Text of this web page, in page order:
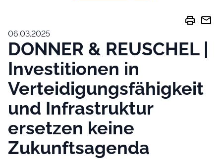
print mail
06.03.2025
DONNER & REUSCHEL |
Investitionen in
Verteidigungsfähigkeit
und Infrastruktur
ersetzen keine
Zukunftsagenda